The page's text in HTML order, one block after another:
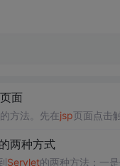
页面
的方法。先在jsp页面点击
的两种方式
Servlet的两种方法：一